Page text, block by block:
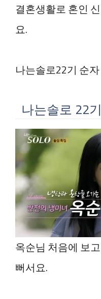
결혼생활로 혼인
요.
나는솔로22기 순
나는솔로 22
옥순님 처음에 보
뻐서요.